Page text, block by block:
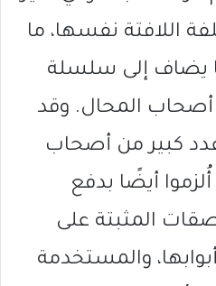
اللافتة نفسها، ما
يضاف إلى سلسلة
أصحاب المحال. وقد
كبير من أصحاب
أيضًا بدفع
المثبتة على
والمستخدمة